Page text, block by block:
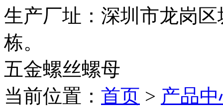
生产厂址：深圳市龙岗
栋。
五金螺丝螺母
当前位置： 首页 > 产品